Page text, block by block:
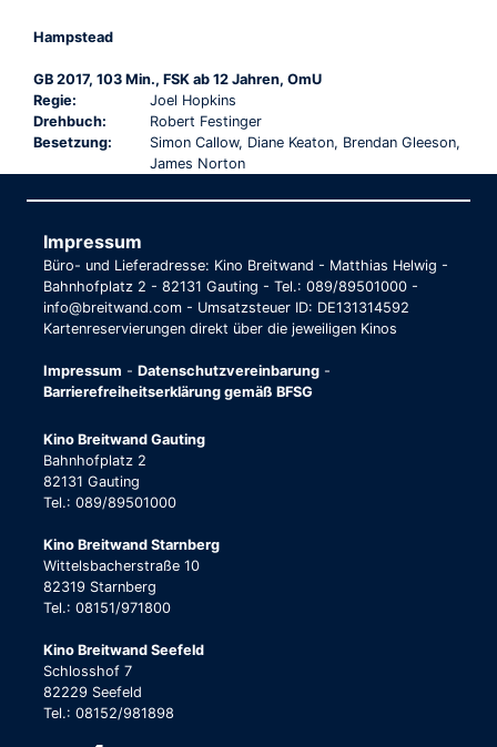
Hampstead
GB 2017, 103 Min., FSK ab 12 Jahren, OmU
Regie:
Joel Hopkins
Drehbuch:
Robert Festinger
Besetzung:
Simon Callow, Diane Keaton, Brendan Gleeson,
James Norton
Impressum
Büro- und Lieferadresse: Kino Breitwand - Matthias Helwig -
Bahnhofplatz 2 - 82131 Gauting - Tel.: 089/89501000 -
info@breitwand.com - Umsatzsteuer ID: DE131314592
Kartenreservierungen direkt über die jeweiligen Kinos
Impressum - Datenschutzvereinbarung -
Barrierefreiheitserklärung gemäß BFSG
Kino Breitwand Gauting
Bahnhofplatz 2
82131 Gauting
Tel.: 089/89501000
Kino Breitwand Starnberg
Wittelsbacherstraße 10
82319 Starnberg
Tel.: 08151/971800
Kino Breitwand Seefeld
Schlosshof 7
82229 Seefeld
Tel.: 08152/981898